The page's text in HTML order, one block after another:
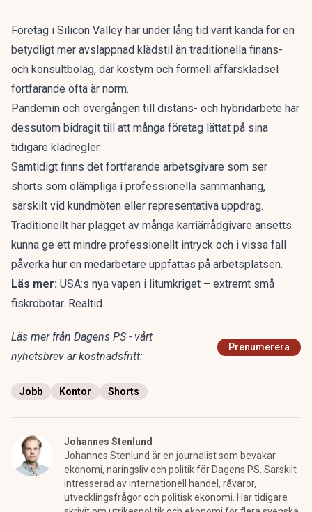
Företag i Silicon Valley har under lång tid varit kända för en
betydligt mer avslappnad klädstil än traditionella finans-
och konsultbolag, där kostym och formell affärsklädsel
fortfarande ofta är norm.
Pandemin och övergången till distans- och hybridarbete har
dessutom bidragit till att många företag lättat på sina
tidigare klädregler.
Samtidigt finns det fortfarande arbetsgivare som ser
shorts som olämpliga i professionella sammanhang,
särskilt vid kundmöten eller representativa uppdrag.
Traditionellt har plagget av många karriärrådgivare ansetts
kunna ge ett mindre professionellt intryck och i vissa fall
påverka hur en medarbetare uppfattas på arbetsplatsen.
Läs mer: USA:s nya vapen i litumkriget – extremt små
fiskrobotar. Realtid
Läs mer från Dagens PS - vårt
nyhetsbrev är kostnadsfritt:
Prenumerera
Jobb Kontor Shorts
Johannes Stenlund
Johannes Stenlund är en journalist som bevakar
ekonomi, näringsliv och politik för Dagens PS. Särskilt
intresserad av internationell handel, råvaror,
utvecklingsfrågor och politisk ekonomi. Har tidigare